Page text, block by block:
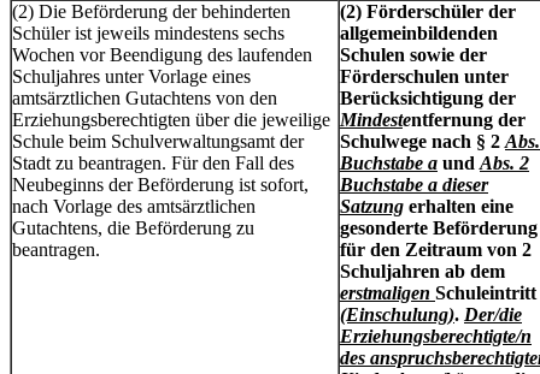
(2) Die Beförderung der behinderten
Schüler ist jeweils mindestens sechs
Wochen vor Beendigung des laufenden
Schuljahres unter Vorlage eines
amtsärztlichen Gutachtens von den
Erziehungsberechtigten über die jeweilige
Schule beim Schulverwaltungsamt der
Stadt zu beantragen. Für den Fall des
Neubeginns der Beförderung ist sofort,
nach Vorlage des amtsärztlichen
Gutachtens, die Beförderung zu
beantragen.
(2) Förderschüler der
allgemeinbildenden
Schulen sowie der
Förderschulen unter
Berücksichtigung der
Mindestentfernung der
Schulwege nach § 2
Buchstabe a undAbs. 2
Buchstabe a dieser
Satzung erhalten eine
gesonderte Beförderung
für den Zeitraum von 2
Schuljahren ab dem
erstmaligen Schuleintritt
(Einschulung). Der/die
Erziehungsberechtigte/n
des